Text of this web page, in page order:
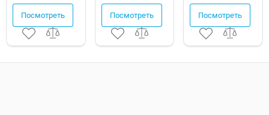
полкой
Посмотреть Посмотреть Посмотреть